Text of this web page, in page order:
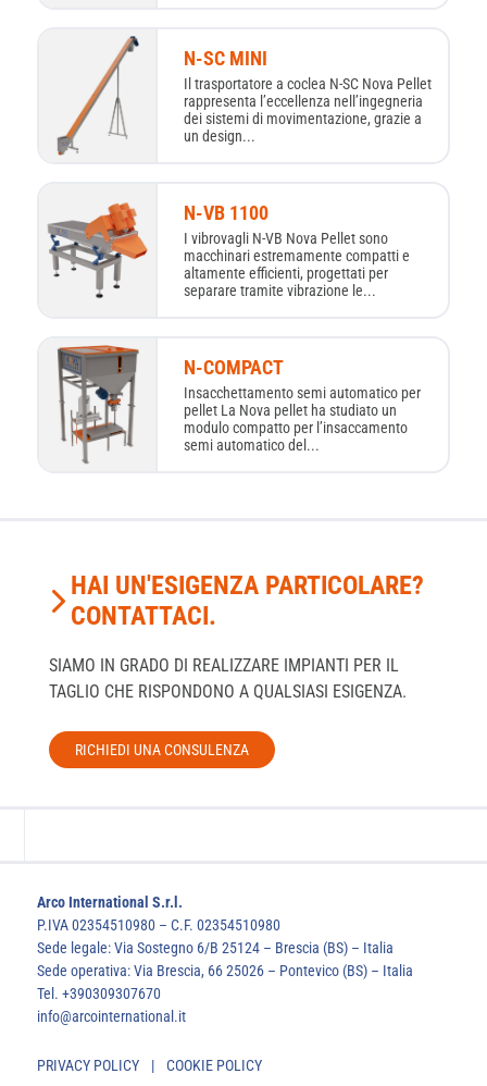
N-SC MINI
Il trasportatore a coclea N-SC Nova Pellet
rappresenta l’eccellenza nell’ingegneria
dei sistemi di movimentazione, grazie a
un design...
N-VB 1100
I vibrovagli N-VB Nova Pellet sono
macchinari estremamente compatti e
altamente efficienti, progettati per
separare tramite vibrazione le...
N-COMPACT
Insacchettamento semi automatico per
pellet La Nova pellet ha studiato un
modulo compatto per l’insaccamento
semi automatico del...
HAI UN'ESIGENZA PARTICOLARE?
CONTATTACI.
SIAMO IN GRADO DI REALIZZARE IMPIANTI PER IL
TAGLIO CHE RISPONDONO A QUALSIASI ESIGENZA.
RICHIEDI UNA CONSULENZA
Arco International S.r.l.
P.IVA 02354510980 – C.F. 02354510980
Sede legale: Via Sostegno 6/B 25124 – Brescia (BS) – Italia
Sede operativa: Via Brescia, 66 25026 – Pontevico (BS) – Italia
Tel. +390309307670
info@arcointernational.it
PRIVACY POLICY | COOKIE POLICY